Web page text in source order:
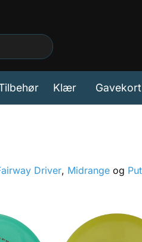
Klær Gavekort
Driver, Midrangeog